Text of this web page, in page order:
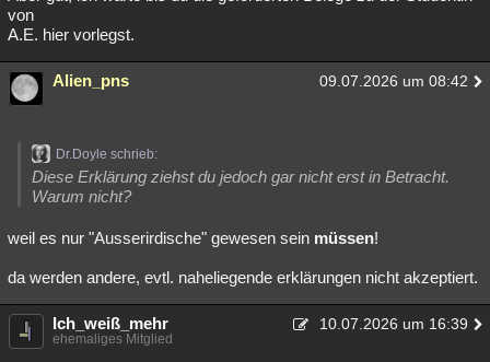
von
A.E. hier vorlegst.
Alien_pns 09.07.2026 um 08:42
Dr.Doyle schrieb:
Diese Erklärung ziehst du jedoch gar nicht erst in Betracht.
Warum nicht?
weil es nur "Ausserirdische" gewesen sein müssen!
da werden andere, evtl. naheliegende erklärungen nicht akzeptiert.
Ich_weiß_mehr 10.07.2026 um 16:39
ehemaliges Mitglied